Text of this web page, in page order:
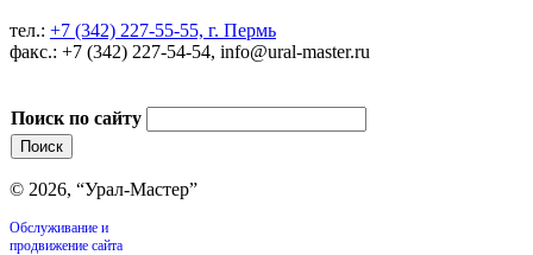
тел.: +7 (342) 227-55-55, г. Пермь
факс.: +7 (342) 227-54-54, info@ural-master.ru
Поиск по сайту
© 2026, “Урал-Мастер”
Обслуживание и
продвижение сайта